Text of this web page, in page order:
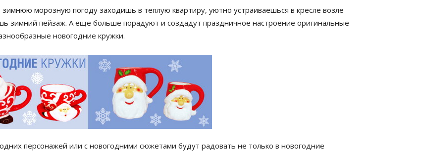
морозную погоду заходишь в теплую квартиру, уютно устраиваешься в кресле возле
зимний пейзаж. А еще больше порадуют и создадут праздничное настроение оригинальные
новогодние кружки.
персонажей или с новогодними сюжетами будут радовать не только в новогодние